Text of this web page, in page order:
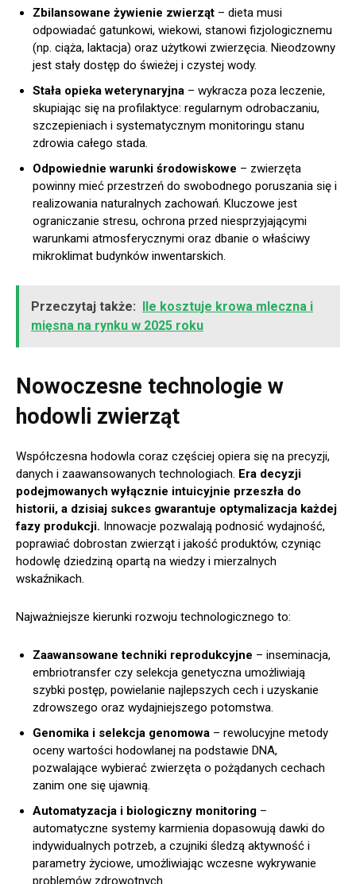
Zbilansowane żywienie zwierząt – dieta musi
odpowiadać gatunkowi, wiekowi, stanowi fizjologicznemu
(np. ciąża, laktacja) oraz użytkowi zwierzęcia. Nieodzowny
jest stały dostęp do świeżej i czystej wody.
Stała opieka weterynaryjna – wykracza poza leczenie,
skupiając się na profilaktyce: regularnym odrobaczaniu,
szczepieniach i systematycznym monitoringu stanu
zdrowia całego stada.
Odpowiednie warunki środowiskowe – zwierzęta
powinny mieć przestrzeń do swobodnego poruszania się i
realizowania naturalnych zachowań. Kluczowe jest
ograniczanie stresu, ochrona przed niesprzyjającymi
warunkami atmosferycznymi oraz dbanie o właściwy
mikroklimat budynków inwentarskich.
Przeczytaj także: Ile kosztuje krowa mleczna i
mięsna na rynku w 2025 roku
Nowoczesne technologie w
hodowli zwierząt
Współczesna hodowla coraz częściej opiera się na precyzji,
danych i zaawansowanych technologiach. Era decyzji
podejmowanych wyłącznie intuicyjnie przeszła do
historii, a dzisiaj sukces gwarantuje optymalizacja każdej
fazy produkcji. Innowacje pozwalają podnosić wydajność,
poprawiać dobrostan zwierząt i jakość produktów, czyniąc
hodowlę dziedziną opartą na wiedzy i mierzalnych
wskaźnikach.
Najważniejsze kierunki rozwoju technologicznego to:
Zaawansowane techniki reprodukcyjne – inseminacja,
embriotransfer czy selekcja genetyczna umożliwiają
szybki postęp, powielanie najlepszych cech i uzyskanie
zdrowszego oraz wydajniejszego potomstwa.
Genomika i selekcja genomowa – rewolucyjne metody
oceny wartości hodowlanej na podstawie DNA,
pozwalające wybierać zwierzęta o pożądanych cechach
zanim one się ujawnią.
Automatyzacja i biologiczny monitoring –
automatyczne systemy karmienia dopasowują dawki do
indywidualnych potrzeb, a czujniki śledzą aktywność i
parametry życiowe, umożliwiając wczesne wykrywanie
problemów zdrowotnych.